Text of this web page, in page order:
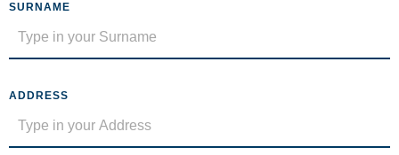
SURNAME
ADDRESS